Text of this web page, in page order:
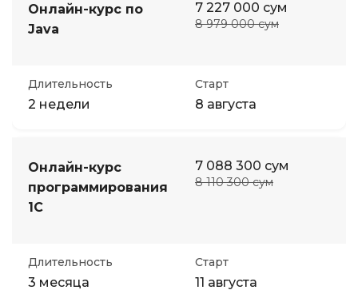
Онлайн-курс по
Java
7 227 000 сум
8 979 000 сум
Длительность
2 недели
Старт
8 августа
Онлайн-курс
программирования
1С
7 088 300 сум
8 110 300 сум
Длительность
3 месяца
Старт
11 августа